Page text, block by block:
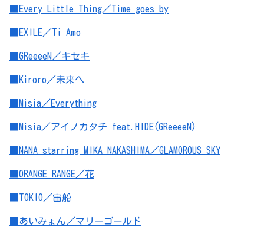
■Every Little Thing／Time goes by
■EXILE／Ti Amo
■GReeeeN／キセキ
■Kiroro／未来へ
■Misia／Everything
■Misia／アイノカタチ feat.HIDE(GReeeeN)
■NANA starring MIKA NAKASHIMA／GLAMOROUS SKY
■ORANGE RANGE／花
■TOKIO／宙船
■あいみょん／マリーゴールド